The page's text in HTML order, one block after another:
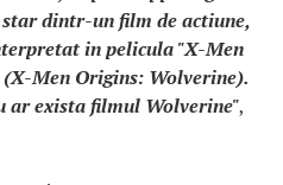
star dintr-un film de actiune,
in pelicula "X-Men
Men Origins: Wolverine).
ar exista filmul Wolverine",